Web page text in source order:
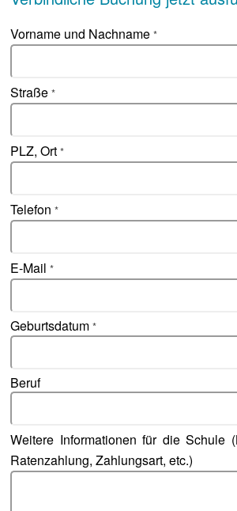
Vorname und Nachname*
Straße*
PLZ, Ort*
Telefon*
E-Mail*
Geburtsdatum*
Beruf
Weitere Informationen für die Schule
Ratenzahlung, Zahlungsart, etc.)